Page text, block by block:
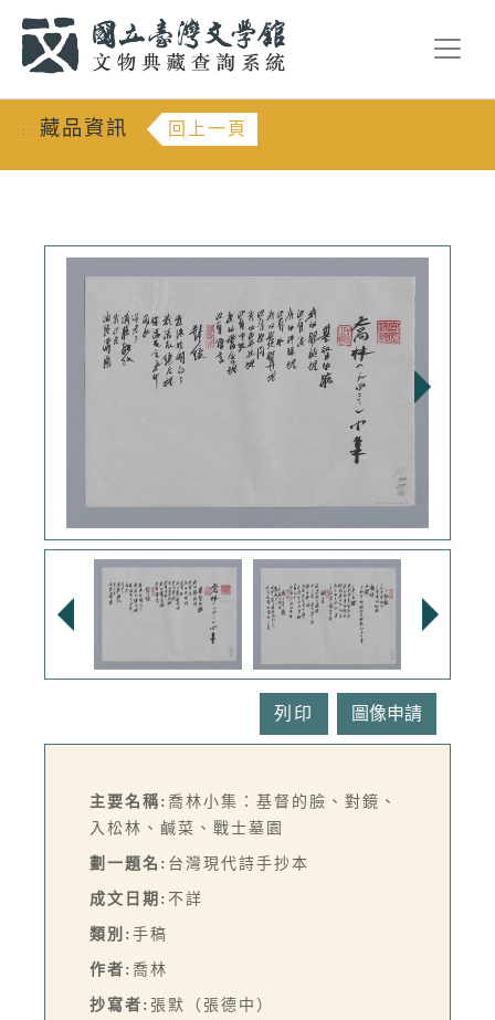
::: 藏品資訊 回上一頁
列印
主要名稱: 喬林小集：基督的臉、對鏡、
入松林、鹹菜、戰士墓園
劃一題名: 台灣現代詩手抄本
成文日期: 不詳
類別: 手稿
作者: 喬林
抄寫者: 張默（張德中）